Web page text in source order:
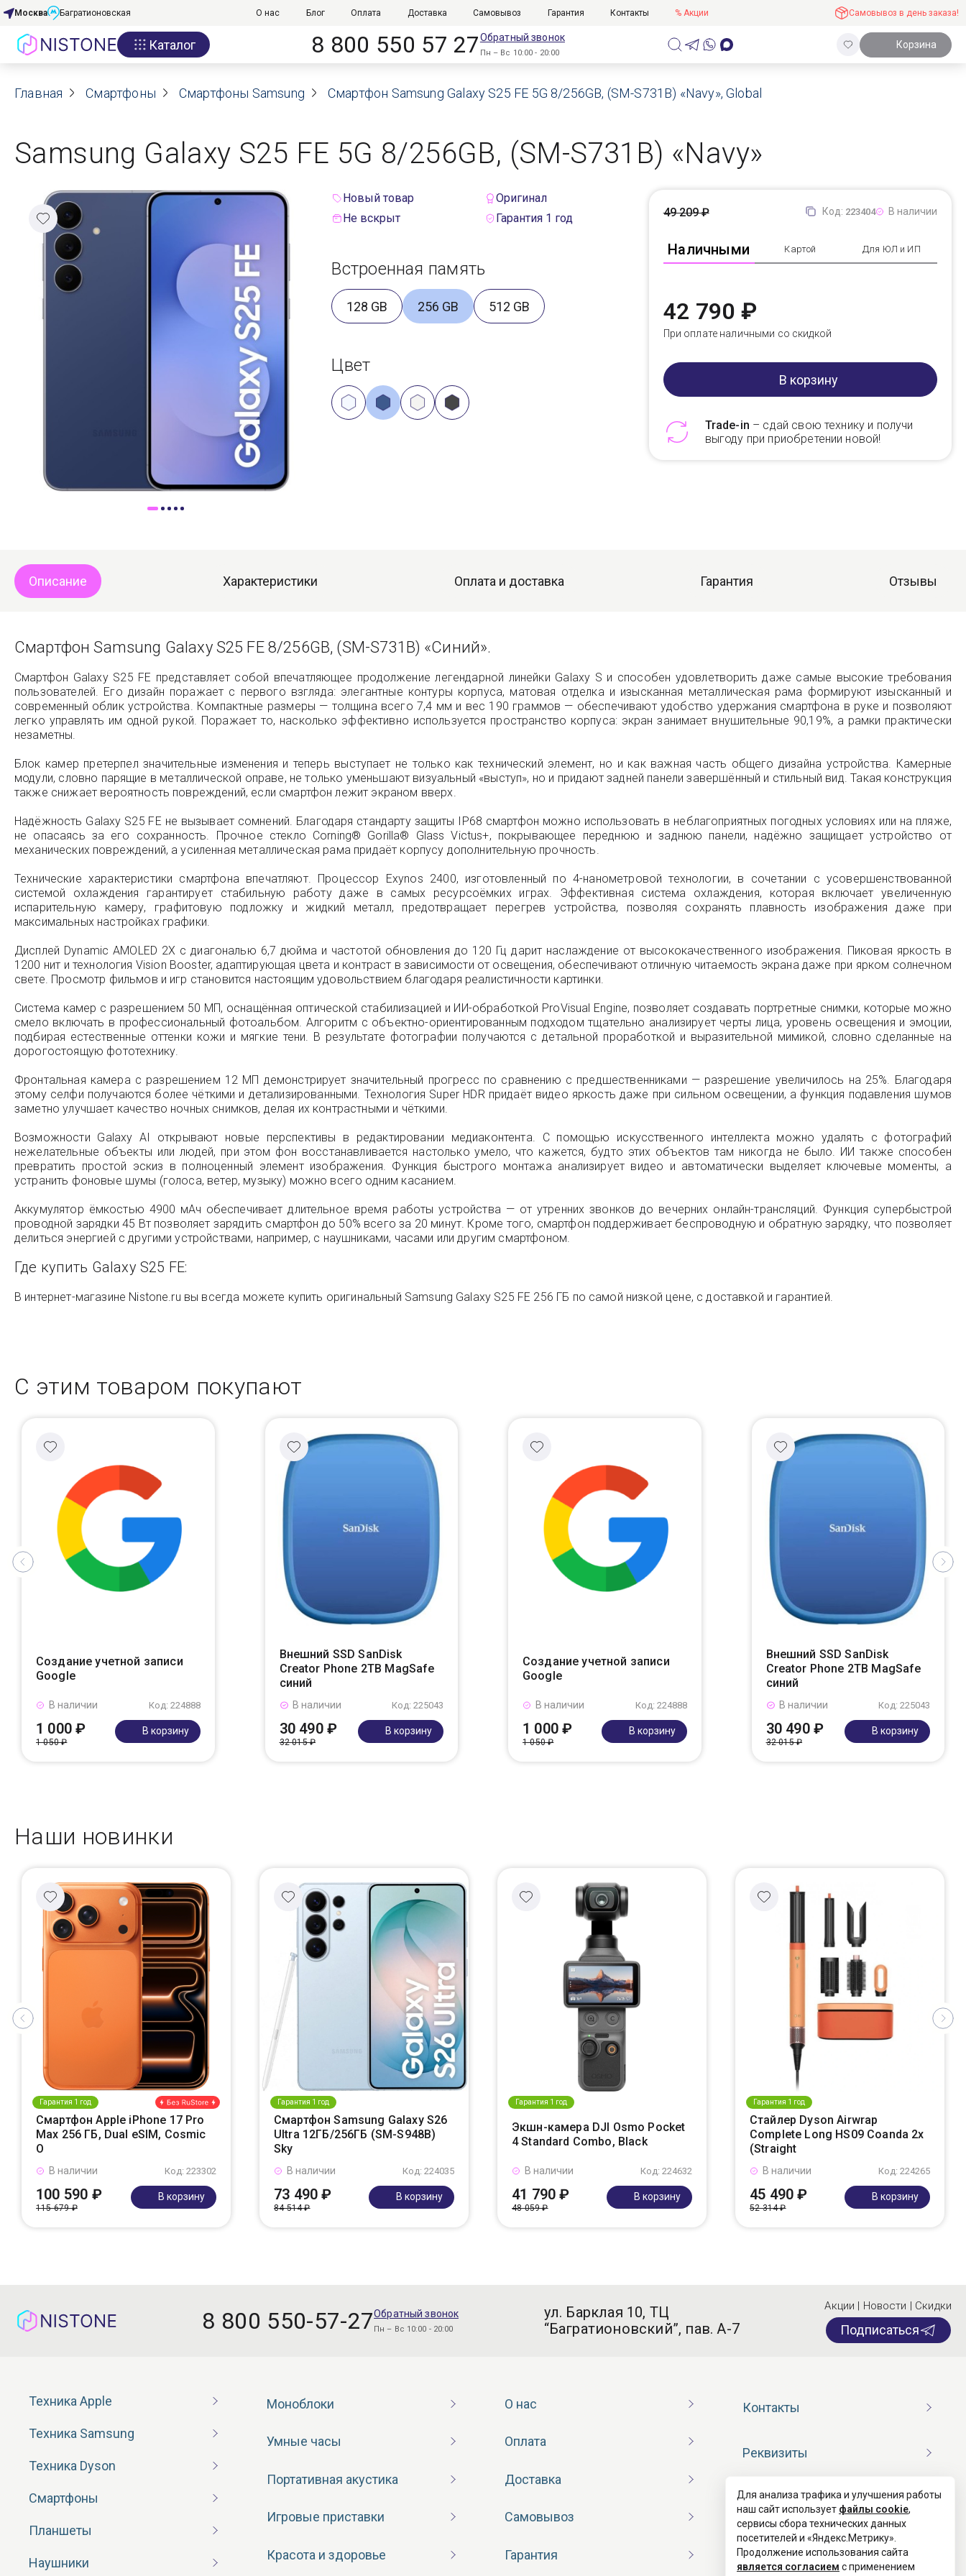
Акции
О нас
Договор оферты
Реквизиты
Контакты
Гарантия
Москва Багратионовская О нас Блог Оплата Доставка Самовывоз Гарантия Контакты % Акции Самовывоз в день заказа!
Каталог 8 800 550 57 27Обратный звонок
Пн – Вс 10:00 - 20:00
Корзина
Главная Смартфоны Смартфоны Samsung Смартфон Samsung Galaxy S25 FE 5G 8/256GB, (SM-S731B) «Navy», Global
Samsung Galaxy S25 FE 5G 8/256GB, (SM-S731B) «Navy»
Новый товар
Оригинал
Не вскрыт
Гарантия 1 год
Встроенная память
128 GB 256 GB 512 GB
Цвет
Код: 223404 В наличии
Наличными Картой Для ЮЛ и ИП
49 209 ₽
42 790 ₽
При оплате наличными со скидкой
В корзину
Trade-in – сдай свою технику и получи
выгоду при приобретении новой!
Описание Характеристики Оплата и доставка Гарантия Отзывы
Смартфон Samsung Galaxy S25 FE 8/256GB, (SM-S731B) «Синий».
Смартфон Galaxy S25 FE представляет собой впечатляющее продолжение легендарной линейки Galaxy S и способен удовлетворить даже самые высокие требования
пользователей. Его дизайн поражает с первого взгляда: элегантные контуры корпуса, матовая отделка и изысканная металлическая рама формируют изысканный и
современный облик устройства. Компактные размеры — толщина всего 7,4 мм и вес 190 граммов — обеспечивают удобство удержания смартфона в руке и позволяют
легко управлять им одной рукой. Поражает то, насколько эффективно используется пространство корпуса: экран занимает внушительные 90,19%, а рамки практически
незаметны.
Блок камер претерпел значительные изменения и теперь выступает не только как технический элемент, но и как важная часть общего дизайна устройства. Камерные
модули, словно парящие в металлической оправе, не только уменьшают визуальный «выступ», но и придают задней панели завершённый и стильный вид. Такая конструкция
также снижает вероятность повреждений, если смартфон лежит экраном вверх.
Надёжность Galaxy S25 FE не вызывает сомнений. Благодаря стандарту защиты IP68 смартфон можно использовать в неблагоприятных погодных условиях или на пляже,
не опасаясь за его сохранность. Прочное стекло Corning® Gorilla® Glass Victus+, покрывающее переднюю и заднюю панели, надёжно защищает устройство от
механических повреждений, а усиленная металлическая рама придаёт корпусу дополнительную прочность.
Технические характеристики смартфона впечатляют. Процессор Exynos 2400, изготовленный по 4-нанометровой технологии, в сочетании с усовершенствованной
системой охлаждения гарантирует стабильную работу даже в самых ресурсоёмких играх. Эффективная система охлаждения, которая включает увеличенную
испарительную камеру, графитовую подложку и жидкий металл, предотвращает перегрев устройства, позволяя сохранять плавность изображения даже при
максимальных настройках графики.
Дисплей Dynamic AMOLED 2X с диагональю 6,7 дюйма и частотой обновления до 120 Гц дарит наслаждение от высококачественного изображения. Пиковая яркость в
1200 нит и технология Vision Booster, адаптирующая цвета и контраст в зависимости от освещения, обеспечивают отличную читаемость экрана даже при ярком солнечном
свете. Просмотр фильмов и игр становится настоящим удовольствием благодаря реалистичности картинки.
Система камер с разрешением 50 МП, оснащённая оптической стабилизацией и ИИ-обработкой ProVisual Engine, позволяет создавать портретные снимки, которые можно
смело включать в профессиональный фотоальбом. Алгоритм с объектно-ориентированным подходом тщательно анализирует черты лица, уровень освещения и эмоции,
подбирая естественные оттенки кожи и мягкие тени. В результате фотографии получаются с детальной проработкой и выразительной мимикой, словно сделанные на
дорогостоящую фототехнику.
Фронтальная камера с разрешением 12 МП демонстрирует значительный прогресс по сравнению с предшественниками — разрешение увеличилось на 25%. Благодаря
этому селфи получаются более чёткими и детализированными. Технология Super HDR придаёт видео яркость даже при сильном освещении, а функция подавления шумов
заметно улучшает качество ночных снимков, делая их контрастными и чёткими.
Возможности Galaxy AI открывают новые перспективы в редактировании медиаконтента. С помощью искусственного интеллекта можно удалять с фотографий
нежелательные объекты или людей, при этом фон восстанавливается настолько умело, что кажется, будто этих объектов там никогда не было. ИИ также способен
превратить простой эскиз в полноценный элемент изображения. Функция быстрого монтажа анализирует видео и автоматически выделяет ключевые моменты, а
устранить фоновые шумы (голоса, ветер, музыку) можно всего одним касанием.
Аккумулятор ёмкостью 4900 мАч обеспечивает длительное время работы устройства — от утренних звонков до вечерних онлайн-трансляций. Функция супербыстрой
проводной зарядки 45 Вт позволяет зарядить смартфон до 50% всего за 20 минут. Кроме того, смартфон поддерживает беспроводную и обратную зарядку, что позволяет
делиться энергией с другими устройствами, например, с наушниками, часами или другим смартфоном.
Где купить Galaxy S25 FE:
В интернет-магазине Nistone.ru вы всегда можете купить оригинальный Samsung Galaxy S25 FE 256 ГБ по самой низкой цене, с доставкой и гарантией.
С этим товаром покупают
Создание учетной записи
Google
Код: 224888
В наличии
1 000 ₽
1 050 ₽
В корзину
Внешний SSD SanDisk
Creator Phone 2TB MagSafe
синий
Код: 225043
В наличии
30 490 ₽
32 015 ₽
В корзину
Создание учетной записи
Google
Код: 224888
В наличии
1 000 ₽
1 050 ₽
В корзину
Внешний SSD SanDisk
Creator Phone 2TB MagSafe
синий
Код: 225043
В наличии
30 490 ₽
32 015 ₽
В корзину
Наши новинки
Гарантия 1 год
Смартфон Apple iPhone 17 Pro
Max 256 ГБ, Dual eSIM, Cosmic
O
Код: 223302
В наличии
100 590 ₽
115 679 ₽
В корзину
Гарантия 1 год
Смартфон Samsung Galaxy S26
Ultra 12ГБ/256ГБ (SM-S948B)
Sky
Код: 224035
В наличии
73 490 ₽
84 514 ₽
В корзину
Гарантия 1 год
Экшн-камера DJI Osmo Pocket
4 Standard Combo, Black
Код: 224632
В наличии
41 790 ₽
48 059 ₽
В корзину
Гарантия 1 год
Стайлер Dyson Airwrap
Complete Long HS09 Coanda 2x
(Straight
Код: 224265
В наличии
45 490 ₽
52 314 ₽
В корзину
8 800 550-57-27Обратный звонок
Пн – Вс 10:00 - 20:00
ул. Барклая 10, ТЦ
“Багратионовский”, пав. А-7
Акции | Новости | Скидки
Подписаться
Техника Apple
Техника Samsung
Техника Dyson
Смартфоны
Планшеты
Наушники
Моноблоки
Умные часы
Портативная акустика
Игровые приставки
Красота и здоровье
О нас
Оплата
Доставка
Самовывоз
Гарантия
Контакты
Реквизиты
Договор оферты
Согласие на обработку ПД
Для анализа трафика и улучшения работы
наш сайт использует файлы cookie,
сервисы сбора технических данных
посетителей и «Яндекс.Метрику».
Продолжение использования сайта
является согласием с применением